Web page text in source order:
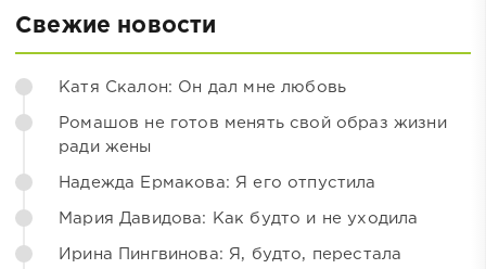
Свежие новости
Катя Скалон: Он дал мне любовь
Ромашов не готов менять свой образ жизни
ради жены
Надежда Ермакова: Я его отпустила
Мария Давидова: Как будто и не уходила
Ирина Пингвинова: Я, будто, перестала